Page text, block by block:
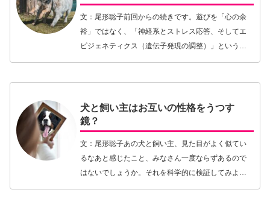
文：尾形聡子前回からの続きです。遊びを「心の余
裕」ではなく、「神経系とストレス応答、そしてエ
ピジェネティクス（遺伝子発現の調整）」という、
犬と飼い主はお互いの性格をうつす
鏡？
文：尾形聡子あの犬と飼い主、見た目がよく似てい
るなあと感じたこと、みなさん一度ならずあるので
はないでしょうか。それを科学的に検証してみよう